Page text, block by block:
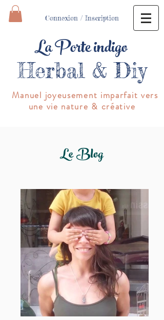
La Porte indigo
Herbal & Diy
Connexion / Inscription
Manuel joyeusement imparfait vers
une vie nature & créative
Le Blog